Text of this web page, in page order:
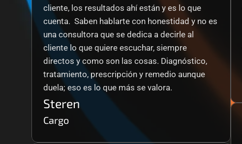
cliente, los resultados ahí están y es lo que
cuenta.  Saben hablarte con honestidad y no es
una consultora que se dedica a decirle al
cliente lo que quiere escuchar, siempre
directos y como son las cosas. Diagnóstico,
tratamiento, prescripción y remedio aunque
duela; eso es lo que más se valora.
Steren
Cargo